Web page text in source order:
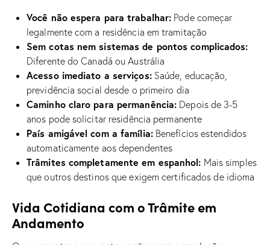
Você não espera para trabalhar: Pode começar
legalmente com a residência em tramitação
Sem cotas nem sistemas de pontos complicados:
Diferente do Canadá ou Austrália
Acesso imediato a serviços:Saúde, educação,
previdência social desde o primeiro dia
Caminho claro para permanência: Depois de 3-5
anos pode solicitar residência permanente
País amigável com a família:Benefícios estendidos
automaticamente aos dependentes
Trâmites completamente em espanhol: Mais simples
que outros destinos que exigem certificados de idioma
Vida Cotidiana com o Trâmite em
Andamento